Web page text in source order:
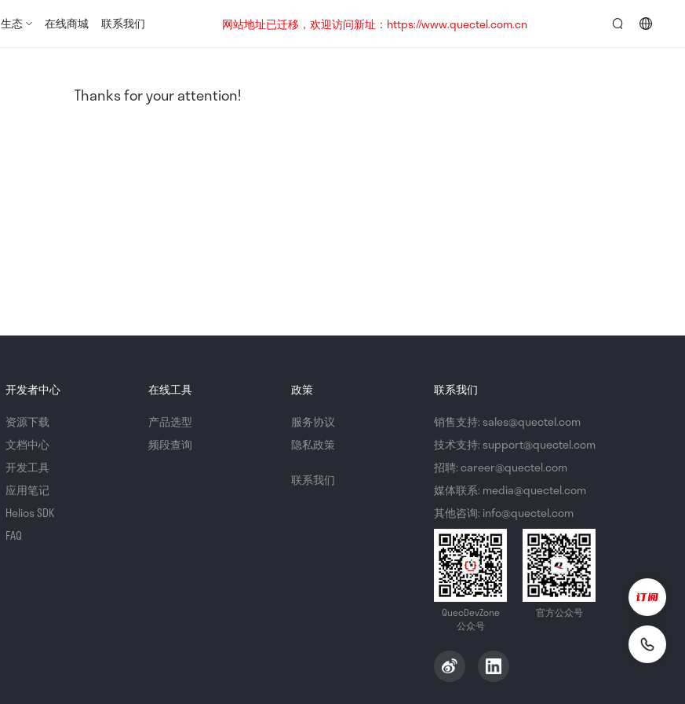
生态 在线商城 联系我们
网站地址已迁移，欢迎访问新址：https://www.quectel.com.cn
Thanks for your attention!
开发者中心
资源下载
文档中心
开发工具
应用笔记
Helios SDK
FAQ
在线工具
产品选型
频段查询
政策
服务协议
隐私政策
联系我们
联系我们
销售支持: sales@quectel.com
技术支持: support@quectel.com
招聘: career@quectel.com
媒体联系: media@quectel.com
其他咨询: info@quectel.com
QuecDevZone
公众号
官方公众号